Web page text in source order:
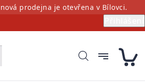
prodejna je otevřena v Bílovci.